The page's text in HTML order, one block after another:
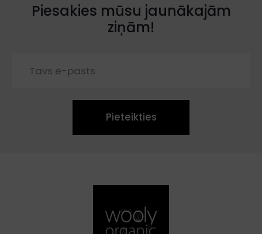
Piesakies mūsu jaunākajām
ziņām!
Pieteikties